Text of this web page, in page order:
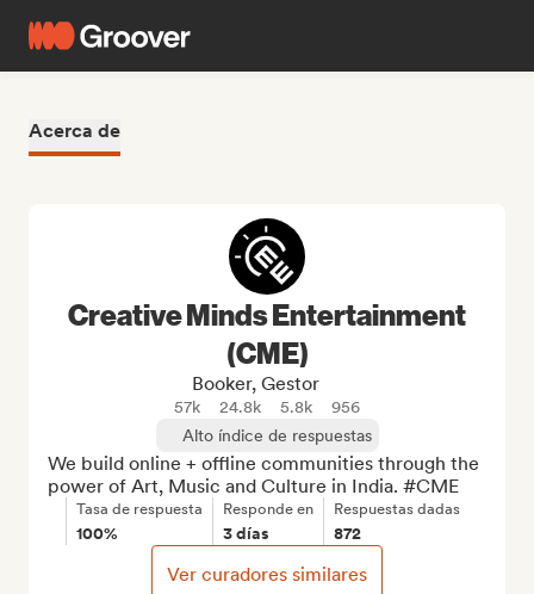
Acerca de
Creative Minds Entertainment
(CME)
Booker, Gestor
57k 24.8k 5.8k
956
Alto índice de respuestas
We build online + offline communities through the
power of Art, Music and Culture in India. #CME
Tasa de respuesta
100%
Responde en
3 días
Respuestas dadas
872
Ver curadores similares